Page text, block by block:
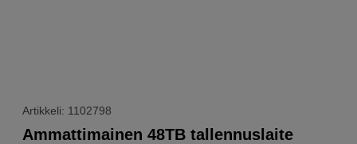
Artikkeli: 1102798
Ammattimainen 48TB tallennuslaite